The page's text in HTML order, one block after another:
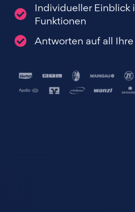
Individueller Einblick
Funktionen
Antworten auf all